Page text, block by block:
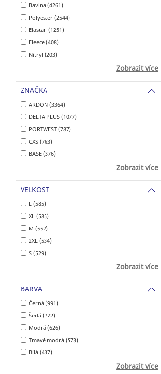
Bavlna (4261)
Polyester (2544)
Elastan (1251)
Fleece (408)
Nitryl (203)
Zobrazit více
ZNAČKA
ARDON (3364)
DELTA PLUS (1077)
PORTWEST (787)
CXS (763)
BASE (376)
Zobrazit více
VELKOST
L (585)
XL (585)
M (557)
2XL (534)
S (529)
Zobrazit více
BARVA
Černá (991)
Šedá (772)
Modrá (626)
Tmavě modrá (573)
Bílá (437)
Zobrazit více